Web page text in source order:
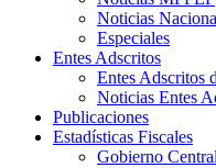
Noticias
Especiales
Entes Adscritos
Entes Adscritos
Noticias Entes
Publicaciones
Estadísticas Fiscales
Gobierno